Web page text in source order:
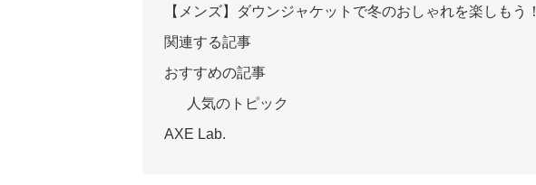
【メンズ】ダウンジャケットで冬のおしゃれを楽しもう！
関連する記事
おすすめの記事
人気のトピック
AXE Lab.